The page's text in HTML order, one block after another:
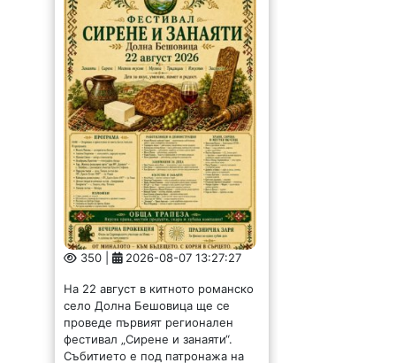
350 | 2026-08-07 13:27:27
На 22 август в китното романско
село Долна Бешовица ще се
проведе първият регионален
фестивал „Сирене и занаяти“.
Събитието е под патронажа на